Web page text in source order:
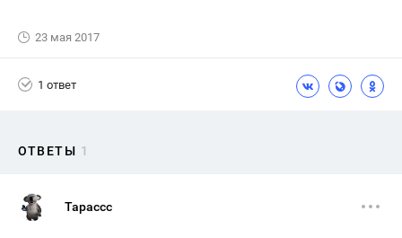
23 мая 2017
1 ответ
ОТВЕТЫ 1
Тарассс